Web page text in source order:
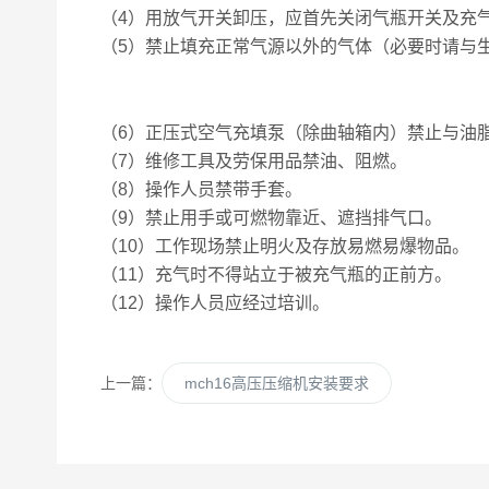
（4）用放气开关卸压，应首先关闭气瓶开关及
（5）禁止填充正常气源以外的气体（必要时请与
（6）正压式空气充填泵（除曲轴箱内）禁止与油
（7）维修工具及劳保用品禁油、阻燃。
（8）操作人员禁带手套。
（9）禁止用手或可燃物靠近、遮挡排气口。
（10）工作现场禁止明火及存放易燃易爆物品。
（11）充气时不得站立于被充气瓶的正前方。
（12）操作人员应经过培训。
上一篇： mch16高压压缩机安装要求